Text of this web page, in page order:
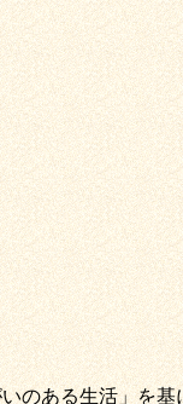
のある生活」を基